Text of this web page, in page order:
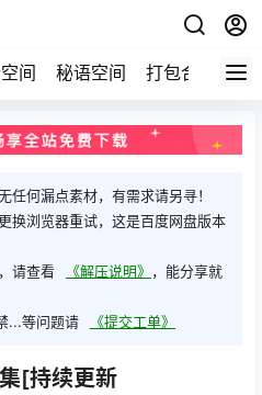
间 秘语空间 打包合集 关
何漏点素材，有需求请另寻！
换浏览器重试，这是百度网盘版本
请查看
《解压说明》 ，能分享就
...等问题请
《提交工单》
[持续更新